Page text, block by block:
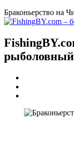
Браконьерство на